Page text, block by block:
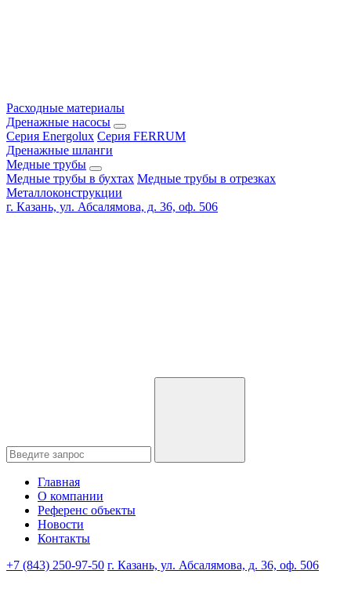
Расходные материалы
Дренажные насосы
Серия Energolux Серия FERRUM
Дренажные шланги
Медные трубы
Медные трубы в бухтах Медные трубы в отрезках
Металлоконструкции
г. Казань, ул. Абсалямова, д. 36, оф. 506
Главная
О компании
Референс объекты
Новости
Контакты
+7 (843) 250-97-50 г. Казань, ул. Абсалямова, д. 36, оф. 506